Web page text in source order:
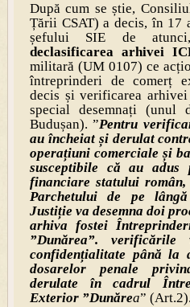
După cum se știe,
Țării CSAT) a decis, în 17
șefului SIE de
declasificarea arhivei
militară (UM 0107) ce
întreprinderi de comerț
decis și verificarea
special desemnați
Budușan). ”Pentru
au încheiat și derulat
operațiuni comerciale și
susceptibile că au adus
financiare statului
Parchetului de pe
Justiție va desemna doi
arhiva fostei
”Dunărea”.
confidențialitate până la
dosarelor penale
derulate în cadrul
Exterior ”Dunărea” (Art.2).